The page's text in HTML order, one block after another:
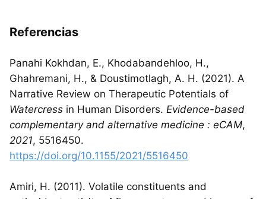
Referencias
Panahi Kokhdan, E., Khodabandehloo, H.,
Ghahremani, H., & Doustimotlagh, A. H. (2021). A
Narrative Review on Therapeutic Potentials of
Watercress in Human Disorders. Evidence-based
complementary and alternative medicine : eCAM,
2021, 5516450.
https://doi.org/10.1155/2021/5516450
Amiri, H. (2011). Volatile constituents and